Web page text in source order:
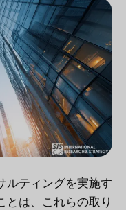
ルティングを実施す
とは、これらの取り